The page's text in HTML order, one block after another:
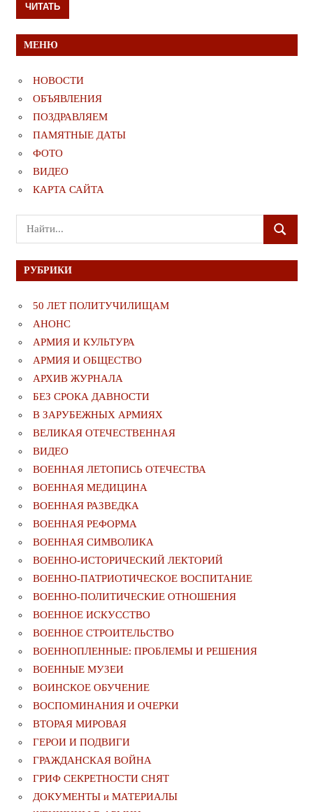
ЧИТАТЬ
МЕНЮ
НОВОСТИ
ОБЪЯВЛЕНИЯ
ПОЗДРАВЛЯЕМ
ПАМЯТНЫЕ ДАТЫ
ФОТО
ВИДЕО
КАРТА САЙТА
Поиск
для:
ПОИСК
РУБРИКИ
50 ЛЕТ ПОЛИТУЧИЛИЩАМ
АНОНС
АРМИЯ И КУЛЬТУРА
АРМИЯ И ОБЩЕСТВО
АРХИВ ЖУРНАЛА
БЕЗ СРОКА ДАВНОСТИ
В ЗАРУБЕЖНЫХ АРМИЯХ
ВЕЛИКАЯ ОТЕЧЕСТВЕННАЯ
ВИДЕО
ВОЕННАЯ ЛЕТОПИСЬ ОТЕЧЕСТВА
ВОЕННАЯ МЕДИЦИНА
ВОЕННАЯ РАЗВЕДКА
ВОЕННАЯ РЕФОРМА
ВОЕННАЯ СИМВОЛИКА
ВОЕННО-ИСТОРИЧЕСКИЙ ЛЕКТОРИЙ
ВОЕННО-ПАТРИОТИЧЕСКОЕ ВОСПИТАНИЕ
ВОЕННО-ПОЛИТИЧЕСКИE ОТНОШЕНИЯ
ВОЕННОЕ ИСКУССТВО
ВОЕННОЕ СТРОИТЕЛЬСТВО
ВОЕННОПЛЕННЫЕ: ПРОБЛЕМЫ И РЕШЕНИЯ
ВОЕННЫЕ МУЗЕИ
ВОИНСКОЕ ОБУЧЕНИЕ
ВОСПОМИНАНИЯ И ОЧЕРКИ
ВТОРАЯ МИРОВАЯ
ГЕРОИ И ПОДВИГИ
ГРАЖДАНСКАЯ ВОЙНА
ГРИФ СЕКРЕТНОСТИ СНЯТ
ДОКУМЕНТЫ и МАТЕРИАЛЫ